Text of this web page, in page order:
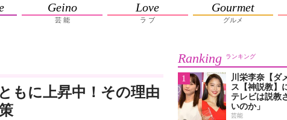
Geino
芸 能
Love
ラ ブ
Gourmet
グルメ
もに上昇中！その理由
Ranking ランキング
1
川栄李奈【ダ
ス【神説教】
テレビは説教
いのか」
芸能